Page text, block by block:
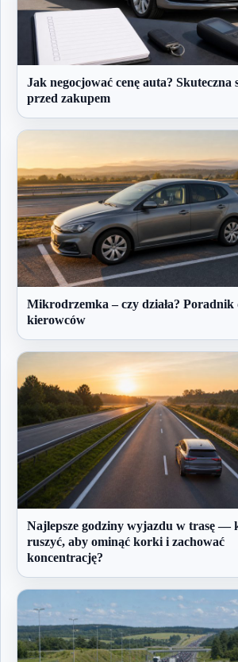
Jak negocjować cenę auta? Skuteczna
przed zakupem
Mikrodrzemka – czy działa? Poradnik
kierowców
Najlepsze godziny wyjazdu w trasę —
ruszyć, aby ominąć korki i zachować
koncentrację?